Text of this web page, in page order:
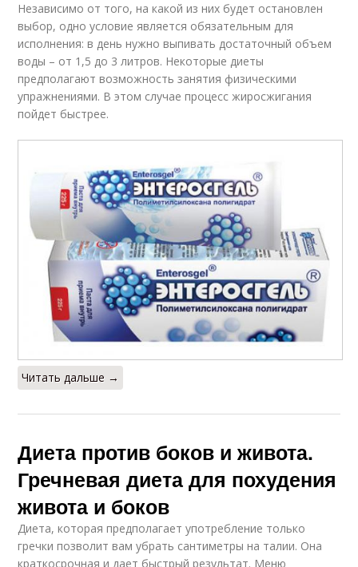
Независимо от того, на какой из них будет остановлен
выбор, одно условие является обязательным для
исполнения: в день нужно выпивать достаточный объем
воды – от 1,5 до 3 литров. Некоторые диеты
предполагают возможность занятия физическими
упражнениями. В этом случае процесс жиросжигания
пойдет быстрее.
Читать дальше →
Диета против боков и живота.
Гречневая диета для похудения
живота и боков
Диета, которая предполагает употребление только
гречки позволит вам убрать сантиметры на талии. Она
краткосрочная и дает быстрый результат. Меню